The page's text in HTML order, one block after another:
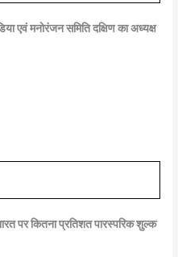
एवं मनोरंजन समिति दक्षिण का अध्यक्ष
पर कितना प्रतिशत पारस्परिक शुल्क